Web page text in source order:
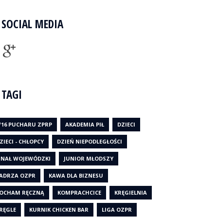
SOCIAL MEDIA
TAGI
PUCHARU ZPRP AKADEMIA PIŁ DZIECI
- CHŁOPCY DZIEŃ NIEPODLEGŁOŚCI
WOJEWÓDZKI JUNIOR MŁODSZY
OZPR KAWA DLA BIZNESU
RĘCZNĄ KOMPRACHCICE KRĘGIELNIA
KURNIK CHICKEN BAR LIGA OZPR